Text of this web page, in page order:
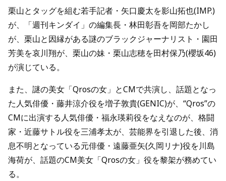
栗山とタッグを組む若手記者・矢口慶太を影山拓也(IMP.)
が、「週刊キンダイ」の編集長・林田彰吾を岡部たかし
が、栗山と因縁がある謎のブラックジャーナリスト・園田
芳美を哀川翔が、栗山の妹・栗山志穂を田村保乃(櫻坂46)
が演じている。
また、謎の美女「Qrosの女」とCMで共演し、話題となっ
た人気俳優・藤井涼介役を増子敦貴(GENIC)が、“Qros”の
CMに出演する人気俳優・福永瑛莉役をなえなのが、格闘
家・近藤サトル役を三浦孝太が、芸能界を引退した後、消
息不明となっている元俳優・遠藤亜矢(久岡リナ)役を川島
海荷が、話題のCM美女「Qrosの女」役を黎架が務めてい
る。